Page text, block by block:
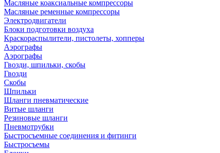
Масляные коаксиальные компрессоры
Масляные ременные компрессоры
Электродвигатели
Блоки подготовки воздуха
Краскораспылители, пистолеты, хопперы
Аэрографы
Аэрографы
Гвозди, шпильки, скобы
Гвозди
Скобы
Шпильки
Шланги пневматические
Витые шланги
Резиновые шланги
Пневмотрубки
Быстросъемные соединения и фитинги
Быстросъемы